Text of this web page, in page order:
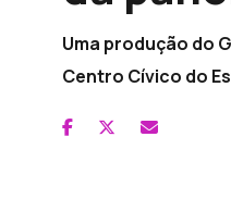
Uma produção do
Centro Cívico do